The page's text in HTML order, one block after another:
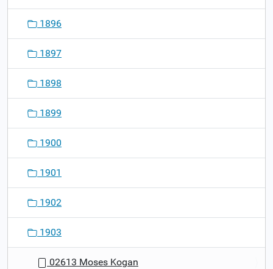
1896
1897
1898
1899
1900
1901
1902
1903
02613 Moses Kogan